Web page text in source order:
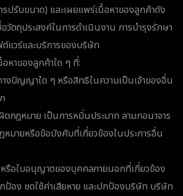
ปรับขนาด) และเผยแพร่เนื้อหาของลูกค้าดัง
วัตถุประสงค์ในการดำเนินงาน การบำรุงรักษา
แวร์และบริการของบริษัท
อหาของลูกค้าใด ๆ ที่:
งปัญญาใด ๆ หรือสิทธิในความเป็นเจ้าของอื่น
ดกฎหมาย เป็นการหมิ่นประมาท ลามกอนาจาร
หมายหรือข้อบังคับที่เกี่ยวข้องในประการอื่น
รือใบอนุญาตของบุคคลภายนอกที่เกี่ยวข้อง
ป้อง ชดใช้ค่าเสียหาย และปกป้องบริษัท บริษัท